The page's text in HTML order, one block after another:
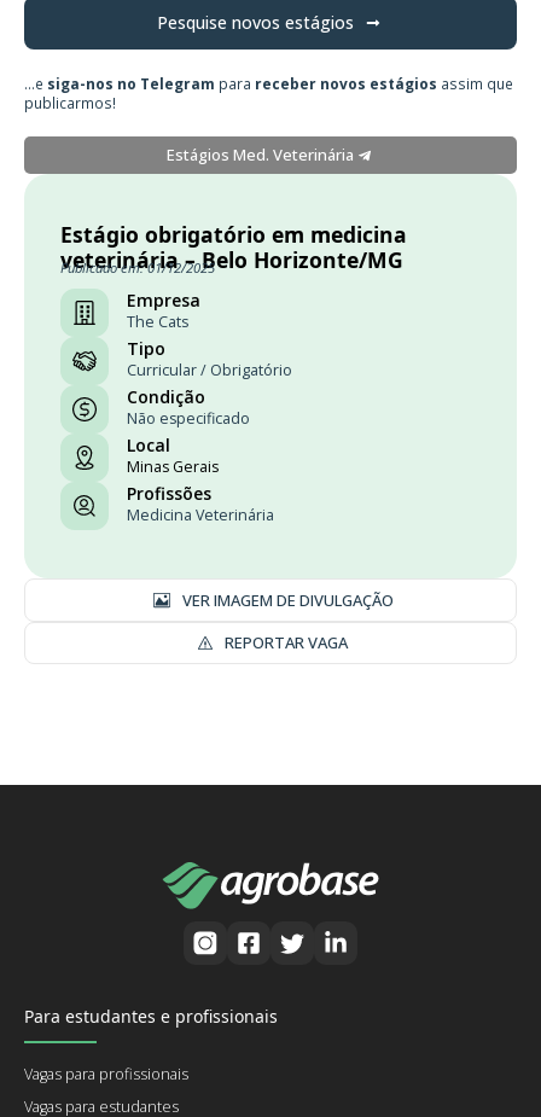
Pesquise novos estágios
...e siga-nos no Telegram para receber novos estágios assim que
publicarmos!
Estágios Med. Veterinária
Estágio obrigatório em medicina
veterinária – Belo Horizonte/MG
Publicado em: 01/12/2025
Empresa
The Cats
Tipo
Curricular / Obrigatório
Condição
Não especificado
Local
Minas Gerais
Profissões
Medicina Veterinária
VER IMAGEM DE DIVULGAÇÃO
REPORTAR VAGA
Para estudantes e profissionais
Vagas para profissionais
Vagas para estudantes